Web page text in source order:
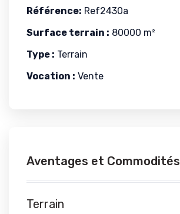
Référence: Ref2430a
Surface terrain : 80000 m²
Type : Terrain
Vocation : Vente
Aventages et Commodités
Terrain